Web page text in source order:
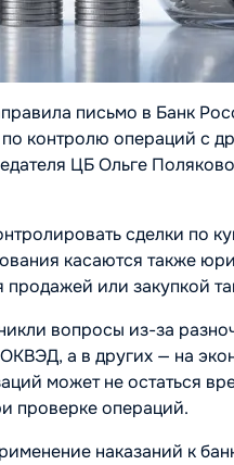
письмо в Банк
контролю операций с
ЦБ Ольге
сделки по
касаются также
или закупкой
вопросы из-за
а в других — на
может не остаться
проверке операций.
наказаний к